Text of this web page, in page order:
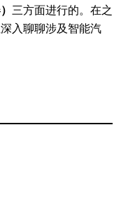
三方面进行的。在之
入聊聊涉及智能汽